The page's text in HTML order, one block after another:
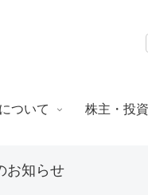
ついて 株主・投
お知らせ